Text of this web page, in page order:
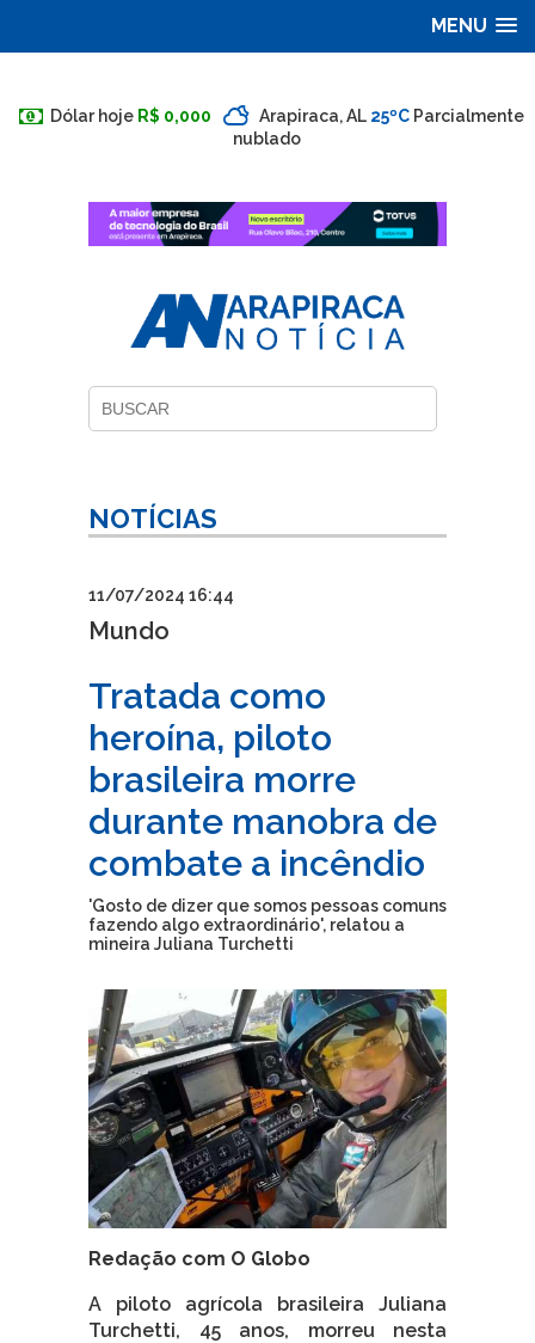
MENU
Dólar hoje R$ 0,000 Arapiraca, AL 25ºC Parcialmente
nublado
NOTÍCIAS
11/07/2024 16:44
Mundo
Tratada como
heroína, piloto
brasileira morre
durante manobra de
combate a incêndio
'Gosto de dizer que somos pessoas comuns
fazendo algo extraordinário', relatou a
mineira Juliana Turchetti
Redação com O Globo
A piloto agrícola brasileira Juliana
Turchetti, 45 anos, morreu nesta